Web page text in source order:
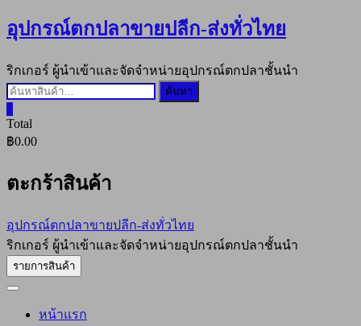
อุปกรณ์ตกปลาขายปลีก-ส่งทั่วไทย
ริกเกอร์ ผู้นำเข้าและจัดจำหน่ายอุปกรณ์ตกปลาชั้นนำ
ค้นหา:
ค้นหา
Total
฿0.00
ตะกร้าสินค้า
อุปกรณ์ตกปลาขายปลีก-ส่งทั่วไทย
ริกเกอร์ ผู้นำเข้าและจัดจำหน่ายอุปกรณ์ตกปลาชั้นนำ
รายการสินค้า
หน้าแรก